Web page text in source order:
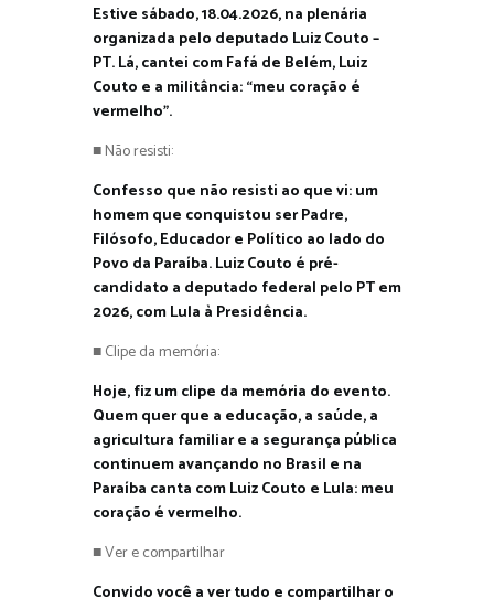
Estive sábado, 18.04.2026, na plenária
organizada pelo deputado Luiz Couto –
PT. Lá, cantei com Fafá de Belém, Luiz
Couto e a militância: “meu coração é
vermelho”.
■ Não resisti:
Confesso que não resisti ao que vi: um
homem que conquistou ser Padre,
Filósofo, Educador e Político ao lado do
Povo da Paraíba. Luiz Couto é pré-
candidato a deputado federal pelo PT em
2026, com Lula à Presidência.
■ Clipe da memória:
Hoje, fiz um clipe da memória do evento.
Quem quer que a educação, a saúde, a
agricultura familiar e a segurança pública
continuem avançando no Brasil e na
Paraíba canta com Luiz Couto e Lula: meu
coração é vermelho.
■ Ver e compartilhar
Convido você a ver tudo e compartilhar o